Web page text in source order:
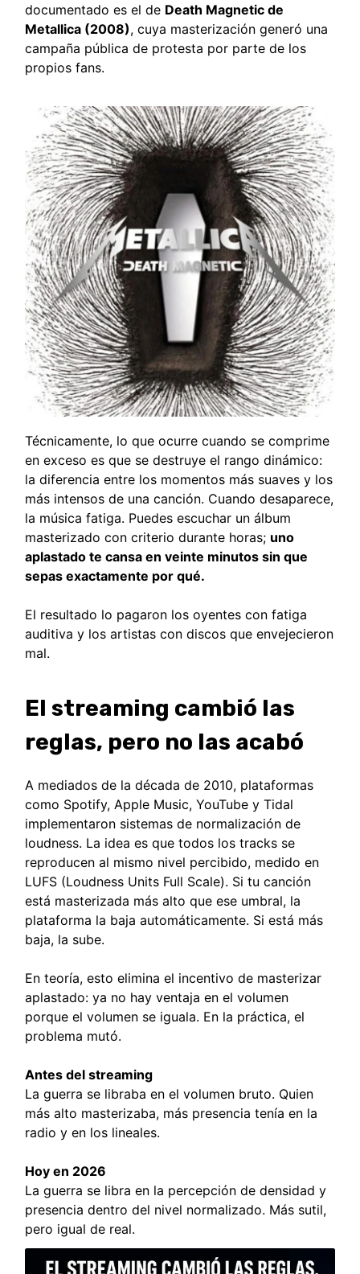
documentado es el de Death Magnetic de
Metallica (2008), cuya masterización generó una
campaña pública de protesta por parte de los
propios fans.
Técnicamente, lo que ocurre cuando se comprime
en exceso es que se destruye el rango dinámico:
la diferencia entre los momentos más suaves y los
más intensos de una canción. Cuando desaparece,
la música fatiga. Puedes escuchar un álbum
masterizado con criterio durante horas; uno
aplastado te cansa en veinte minutos sin que
sepas exactamente por qué.
El resultado lo pagaron los oyentes con fatiga
auditiva y los artistas con discos que envejecieron
mal.
El streaming cambió las
reglas, pero no las acabó
A mediados de la década de 2010, plataformas
como Spotify, Apple Music, YouTube y Tidal
implementaron sistemas de normalización de
loudness. La idea es que todos los tracks se
reproducen al mismo nivel percibido, medido en
LUFS (Loudness Units Full Scale). Si tu canción
está masterizada más alto que ese umbral, la
plataforma la baja automáticamente. Si está más
baja, la sube.
En teoría, esto elimina el incentivo de masterizar
aplastado: ya no hay ventaja en el volumen
porque el volumen se iguala. En la práctica, el
problema mutó.
Antes del streaming
La guerra se libraba en el volumen bruto. Quien
más alto masterizaba, más presencia tenía en la
radio y en los lineales.
Hoy en 2026
La guerra se libra en la percepción de densidad y
presencia dentro del nivel normalizado. Más sutil,
pero igual de real.